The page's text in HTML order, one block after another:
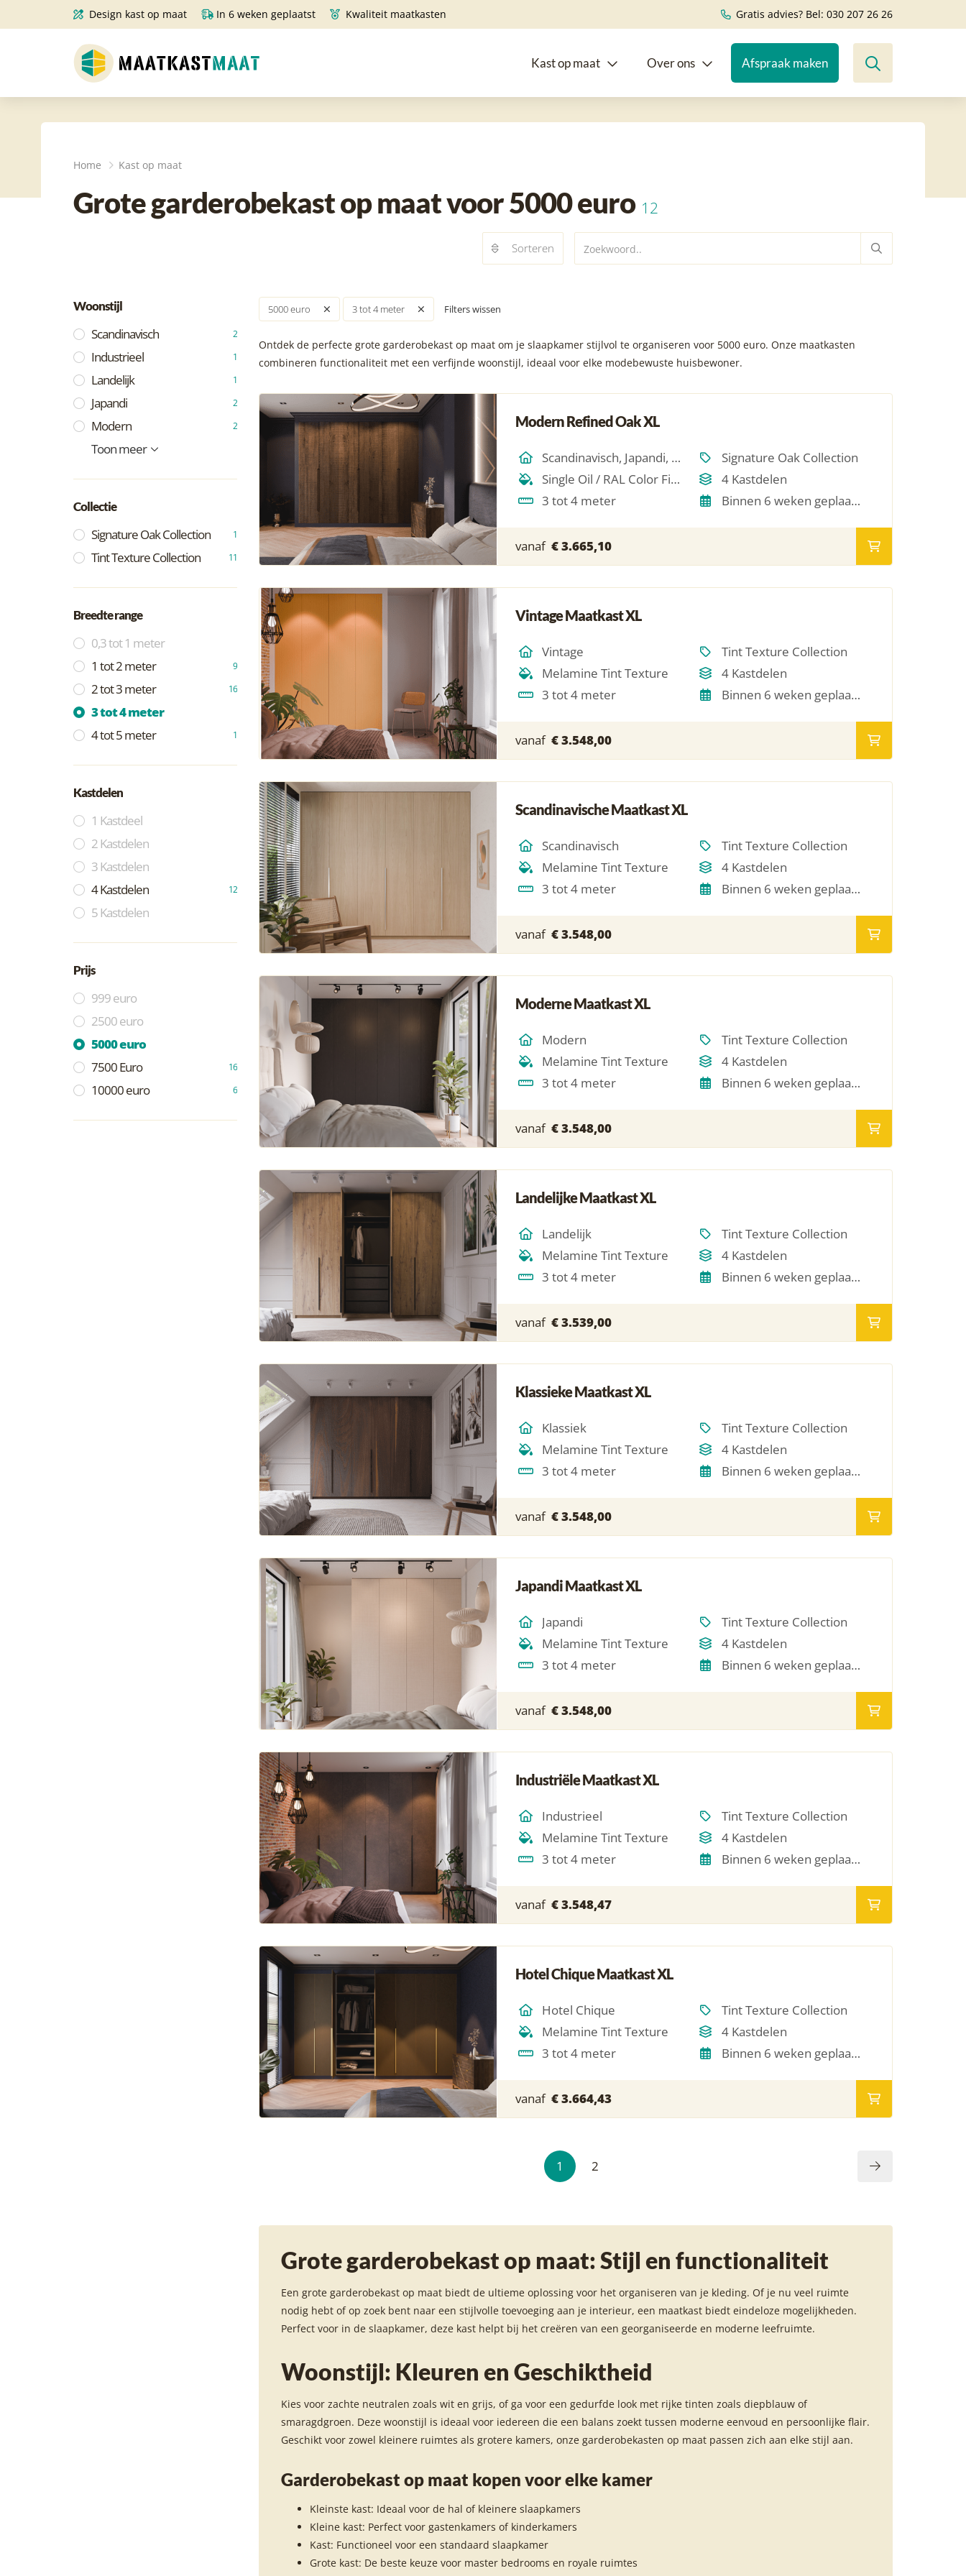
Home Kast op maat
Grote garderobekast op maat voor 5000 euro 12
Sorteren
Woonstijl
Scandinavisch 2
Industrieel 1
Landelijk 1
Japandi 2
Modern 2
Vintage
Bohemian
Hotel Chique
Minimalistich
Klassiek
Mediteriaans
Toon meer
Collectie
Signature Oak Collection 1
Tint Texture Collection 11
Breedte range
0,3 tot 1 meter
1 tot 2 meter
9
2 tot 3 meter 16
3 tot 4 meter
4 tot 5 meter
1
Kastdelen
1 Kastdeel
2 Kastdelen
3 Kastdelen
4 Kastdelen
12
5 Kastdelen
Prijs
999 euro
2500 euro
5000 euro
7500 Euro
16
10000 euro 6
5000 euro 3 tot 4 meter Filters wissen
Ontdek de perfecte grote garderobekast op maat om je slaapkamer stijlvol te organiseren voor 5000 euro. Onze maatkasten
combineren functionaliteit met een verfijnde woonstijl, ideaal voor elke modebewuste huisbewoner.
Modern Refined Oak XL
Scandinavisch, Japandi, Modern, Hotel Chique, Minimalistich
Signature Oak Collection
Single Oil / RAL Color Finish
4 Kastdelen
3 tot 4 meter
Binnen 6 weken geplaatst
vanaf € 3.665,10
Vintage Maatkast XL
Vintage
Tint Texture Collection
Melamine Tint Texture
4 Kastdelen
3 tot 4 meter
Binnen 6 weken geplaatst
vanaf € 3.548,00
Scandinavische Maatkast XL
Scandinavisch
Tint Texture Collection
Melamine Tint Texture
4 Kastdelen
3 tot 4 meter
Binnen 6 weken geplaatst
vanaf € 3.548,00
Moderne Maatkast XL
Modern
Tint Texture Collection
Melamine Tint Texture
4 Kastdelen
3 tot 4 meter
Binnen 6 weken geplaatst
vanaf € 3.548,00
Landelijke Maatkast XL
Landelijk
Tint Texture Collection
Melamine Tint Texture
4 Kastdelen
3 tot 4 meter
Binnen 6 weken geplaatst
vanaf € 3.539,00
Klassieke Maatkast XL
Klassiek
Tint Texture Collection
Melamine Tint Texture
4 Kastdelen
3 tot 4 meter
Binnen 6 weken geplaatst
vanaf € 3.548,00
Japandi Maatkast XL
Japandi
Tint Texture Collection
Melamine Tint Texture
4 Kastdelen
3 tot 4 meter
Binnen 6 weken geplaatst
vanaf € 3.548,00
Industriële Maatkast XL
Industrieel
Tint Texture Collection
Melamine Tint Texture
4 Kastdelen
3 tot 4 meter
Binnen 6 weken geplaatst
vanaf € 3.548,47
Hotel Chique Maatkast XL
Hotel Chique
Tint Texture Collection
Melamine Tint Texture
4 Kastdelen
3 tot 4 meter
Binnen 6 weken geplaatst
vanaf € 3.664,43
1 2
Grote garderobekast op maat: Stijl en functionaliteit
Een grote garderobekast op maat biedt de ultieme oplossing voor het organiseren van je kleding. Of je nu veel ruimte
nodig hebt of op zoek bent naar een stijlvolle toevoeging aan je interieur, een maatkast biedt eindeloze mogelijkheden.
Perfect voor in de slaapkamer, deze kast helpt bij het creëren van een georganiseerde en moderne leefruimte.
Woonstijl: Kleuren en Geschiktheid
Kies voor zachte neutralen zoals wit en grijs, of ga voor een gedurfde look met rijke tinten zoals diepblauw of
smaragdgroen. Deze woonstijl is ideaal voor iedereen die een balans zoekt tussen moderne eenvoud en persoonlijke flair.
Geschikt voor zowel kleinere ruimtes als grotere kamers, onze garderobekasten op maat passen zich aan elke stijl aan.
Garderobekast op maat kopen voor elke kamer
Kleinste kast: Ideaal voor de hal of kleinere slaapkamers
Kleine kast: Perfect voor gastenkamers of kinderkamers
Kast: Functioneel voor een standaard slaapkamer
Grote kast: De beste keuze voor master bedrooms en royale ruimtes
Design kast op maat In 6 weken geplaatst Kwaliteit maatkasten Gratis advies? Bel: 030 207 26 26
Kast op maat Over ons Afspraak maken